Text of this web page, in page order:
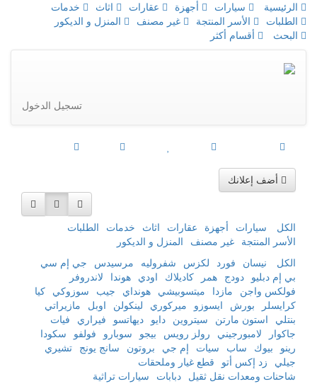
الرئيسية سيارات أجهزة عقارات اثاث
خدمات
الطلبات
الأسر المنتجة غير مصنف
المنزل و الديكور
البحث
أقسام أكثر
تسجيل الدخول
أضف إعلانك
الكل سيارات أجهزة عقارات اثاث خدمات
الطلبات
الأسر المنتجة
غير مصنف
المنزل و الديكور
الكل
نيسان فورد لكزس شفروليه مرسيدس
جي إم سي
بي إم دبليو
دودج همر كاديلاك اودي هوندا
لاندروفر
فولكس واجن
مازدا ميتسوبيشي هونداي جيب سوزوكي
كيا
كرايسلر
بورش ايسوزو ميركوري لينكولن اوبل
مازيراتي
بنتلي
استون مارتن سيتروين دايو ديهاتسو فيراري
فيات
جاكوار
لامبورجيني رولز رويس بيجو سوبارو فولفو
سكودا
رينو
بيوك ساب سيات إم جي بروتون سانج يونج
تشيري
جيلي
زد إكس أتو
قطع غيار وملحقات
شاحنات ومعدات نقل ثقيل
دبابات
سيارات تراثية